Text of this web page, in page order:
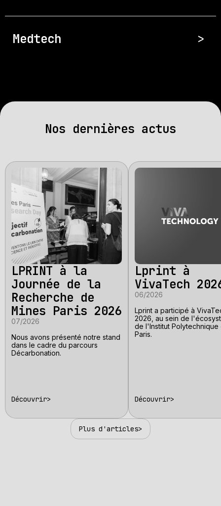
Medtech >
Nos dernières actus
LPRINT à la
Journée de la
Recherche de
Mines Paris 2026
07/2026
Nous avons présenté notre stand
dans le cadre du parcours
Décarbonation.
Découvrir>
Lprint à
VivaTech
06/2026
Lprint a participé à
2026, au sein de
de l'Institut Polytechnique
Paris.
Découvrir>
Plus d'articles>